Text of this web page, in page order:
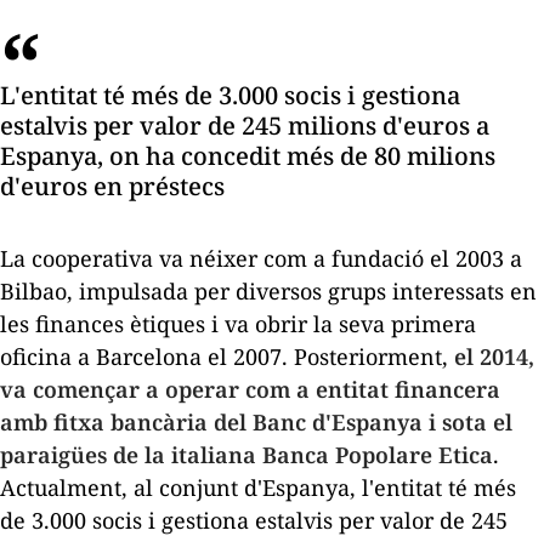
L'entitat té més de 3.000 socis i gestiona
estalvis per valor de 245 milions d'euros a
Espanya, on ha concedit més de 80 milions
d'euros en préstecs
La cooperativa va néixer com a fundació el 2003 a
Bilbao, impulsada per diversos grups interessats en
les finances ètiques i va obrir la seva primera
oficina a Barcelona el 2007. Posteriorment, el 2014,
va començar a operar com a entitat financera
amb fitxa bancària del Banc d'Espanya i sota el
paraigües de la italiana Banca Popolare Etica.
Actualment, al conjunt d'Espanya, l'entitat té més
de 3.000 socis i gestiona estalvis per valor de 245